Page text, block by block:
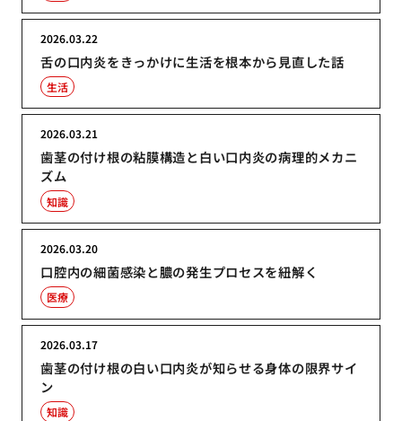
舌の口内炎をきっかけに生活を根本から見直した話
2026.03.22
生活
歯茎の付け根の粘膜構造と白い口内炎の病理的メカニ
ズム
2026.03.21
知識
口腔内の細菌感染と膿の発生プロセスを紐解く
2026.03.20
医療
歯茎の付け根の白い口内炎が知らせる身体の限界サイ
ン
2026.03.17
知識